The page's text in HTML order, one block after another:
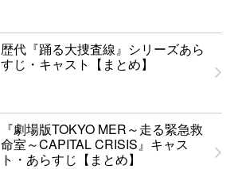
歴代『踊る大捜査線』シリーズあら
すじ・キャスト【まとめ】
『劇場版TOKYO MER～走る緊急救
命室～CAPITAL CRISIS』キャス
ト・あらすじ【まとめ】